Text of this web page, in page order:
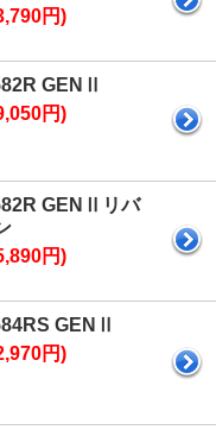
円)
GENⅡ
円)
GENⅡリバ
円)
GENⅡ
円)